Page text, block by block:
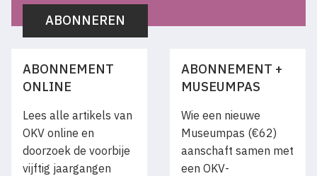
ABONNEREN
ABONNEMENT
ONLINE
Lees alle artikels van
OKV online en
doorzoek de voorbije
vijftig jaargangen
ABONNEMENT +
MUSEUMPAS
Wie een nieuwe
Museumpas (€62)
aanschaft samen met
een OKV-